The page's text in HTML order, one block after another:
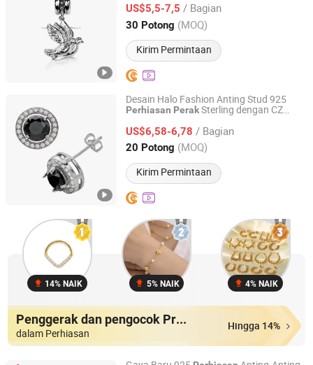
US$5,5-7,5 / Bagian
30 Potong (MOQ)
Kirim Permintaan
Guangdong, China Harga mulai 2017
Desain Halo Fashion Anting Stud 925
Perhiasan PerakSterling dengan CZ
US$6,58-6,78 / Bagian
20 Potong (MOQ)
Kirim Permintaan
JBJ Jewellery Limited
Guangdong, China Harga mulai 2016
14% NAIK 5% NAIK 4% NAIK
Penggerak dan pengocok Produk
dalam Perhiasan
Hingga 14%